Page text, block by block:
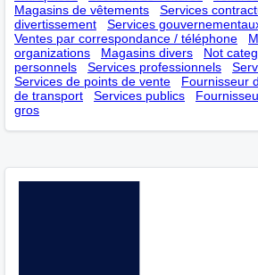
Magasins de vêtements
Services
divertissement
Services
Ventes par correspondance / téléphone
оrganizations
Magasins divers Not
personnels
Services professionnels
Services de points de vente
Fournisseur
de transport
Services publics
gros